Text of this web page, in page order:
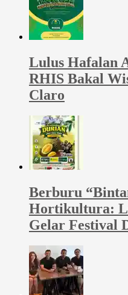
Lulus Hafalan
RHIS Bakal
Claro
Berburu
Hortikultura:
Gelar Festival